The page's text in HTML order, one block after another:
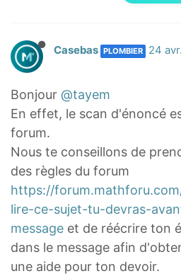
Casebas PLOMBIER 24
Bonjour @tayem
En effet, le scan d'énoncé
forum.
Nous te conseillons de
des règles du forum
https://
lire-ce-sujet-tu-devras-
message et de réécrire ton
dans le message afin
une aide pour ton devoir.